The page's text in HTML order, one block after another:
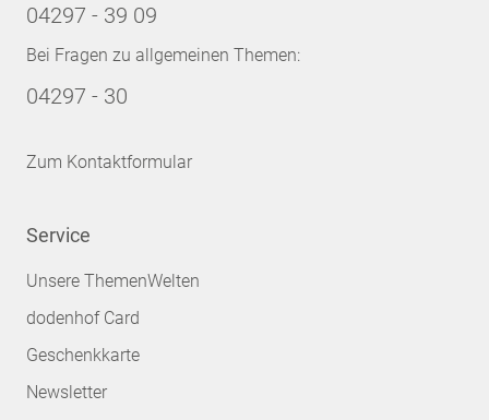
04297 - 39 09
Bei Fragen zu allgemeinen Themen:
04297 - 30
Zum Kontaktformular
Service
Unsere ThemenWelten
dodenhof Card
Geschenkkarte
Newsletter